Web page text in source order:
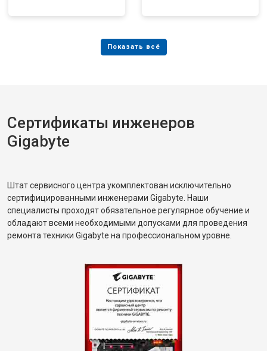
Сертификаты инженеров
Gigabyte
Штат сервисного центра укомплектован исключительно
сертифицированными инженерами Gigabyte. Наши
специалисты проходят обязательное регулярное обучение и
обладают всеми необходимыми допусками для проведения
ремонта техники Gigabyte на профессиональном уровне.